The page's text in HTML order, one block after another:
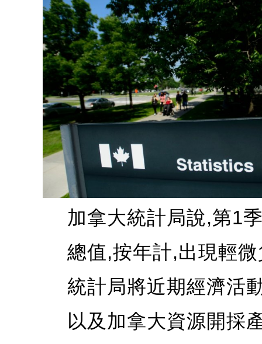
加拿大統計局說,第1
總值,按年計,出現輕
統計局將近期經濟活
以及加拿大資源開採